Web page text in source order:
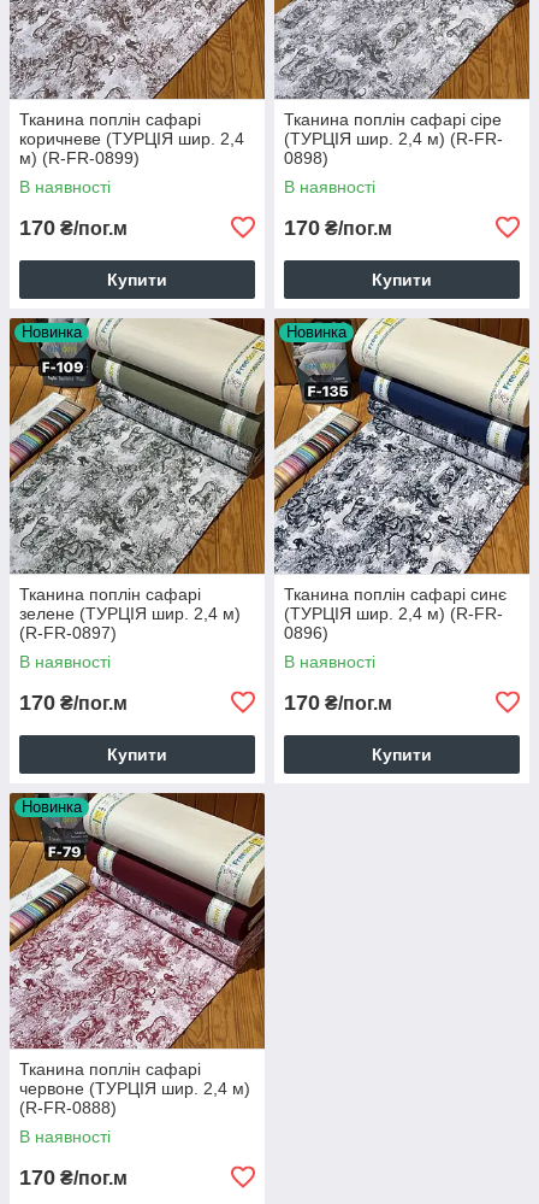
Тканина поплін сафарі
коричневе (ТУРЦІЯ шир. 2,4
м) (R-FR-0899)
В наявності
170 ₴/пог.м
Купити
Тканина поплін сафарі сіре
(ТУРЦІЯ шир. 2,4 м) (R-FR-
0898)
В наявності
170 ₴/пог.м
Купити
Новинка
Тканина поплін сафарі
зелене (ТУРЦІЯ шир. 2,4 м)
(R-FR-0897)
В наявності
170 ₴/пог.м
Купити
Новинка
Тканина поплін сафарі синє
(ТУРЦІЯ шир. 2,4 м) (R-FR-
0896)
В наявності
170 ₴/пог.м
Купити
Новинка
Тканина поплін сафарі
червоне (ТУРЦІЯ шир. 2,4 м)
(R-FR-0888)
В наявності
170 ₴/пог.м